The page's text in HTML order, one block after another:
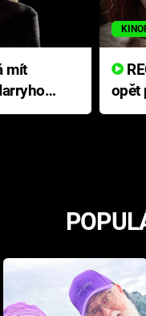
mít
RECENZE: Smrtelné zlo se
opět